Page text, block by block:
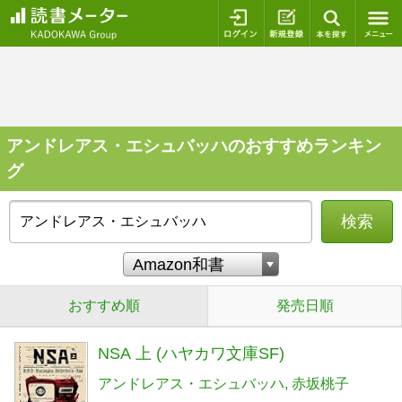
ログイン 新規登録
アンドレアス・エシュバッハのおすすめランキン
グ
検索
おすすめ順 発売日順
NSA 上 (ハヤカワ文庫SF)
アンドレアス・エシュバッハ 赤坂桃子